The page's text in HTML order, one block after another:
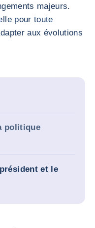
majeurs.
pour toute
aux évolutions
politique
et le